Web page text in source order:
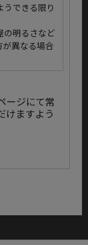
うできる限り
の明るさなど
が異なる場合
ージにて常
けますよう